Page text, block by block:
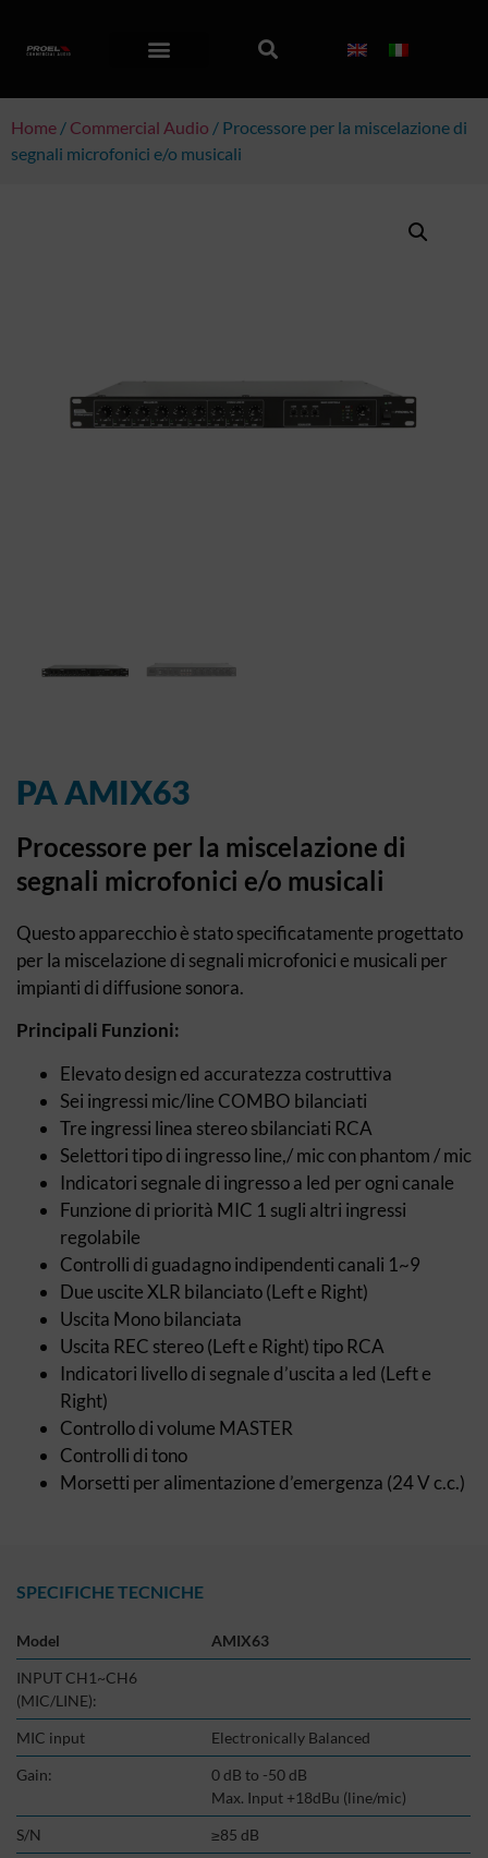
Home / Commercial Audio / Processore per la miscelazione di
segnali microfonici e/o musicali
PA AMIX63
Processore per la miscelazione di
segnali microfonici e/o musicali
Questo apparecchio è stato specificatamente progettato
per la miscelazione di segnali microfonici e musicali per
impianti di diffusione sonora.
Principali Funzioni:
Elevato design ed accuratezza costruttiva
Sei ingressi mic/line COMBO bilanciati
Tre ingressi linea stereo sbilanciati RCA
Selettori tipo di ingresso line,/ mic con phantom / mic
Indicatori segnale di ingresso a led per ogni canale
Funzione di priorità MIC 1 sugli altri ingressi
regolabile
Controlli di guadagno indipendenti canali 1~9
Due uscite XLR bilanciato (Left e Right)
Uscita Mono bilanciata
Uscita REC stereo (Left e Right) tipo RCA
Indicatori livello di segnale d’uscita a led (Left e
Right)
Controllo di volume MASTER
Controlli di tono
Morsetti per alimentazione d’emergenza (24 V c.c.)
SPECIFICHE TECNICHE
Model
AMIX63
INPUT CH1~CH6
(MIC/LINE):
MIC input
Electronically Balanced
Gain:
0 dB to -50 dB
Max. Input +18dBu (line/mic)
S/N
≥85 dB